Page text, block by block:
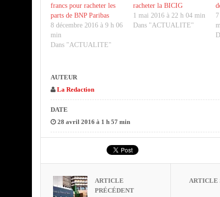
francs pour racheter les
parts de BNP Paribas
8 décembre 2016 à 9 h 06
min
Dans "ACTUALITE"
racheter la BICIG
1 mai 2016 à 22 h 04 min
Dans "ACTUALITE"
AUTEUR
La Redaction
DATE
28 avril 2016 à 1 h 57 min
ARTICLE
PRÉCÉDENT
ARTICLE